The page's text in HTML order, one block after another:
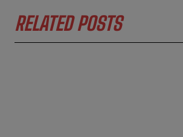
RELATED POSTS